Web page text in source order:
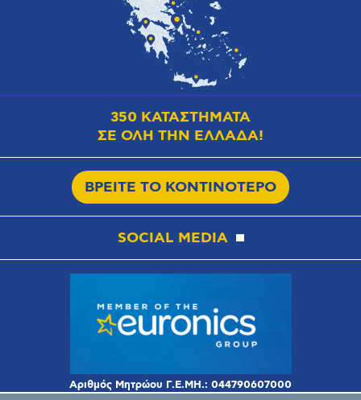
350 ΚΑΤΑΣΤΗΜΑΤΑ
ΣΕ ΟΛΗ ΤΗΝ ΕΛΛΑΔΑ!
ΒΡΕΙΤΕ ΤΟ ΚΟΝΤΙΝΟΤΕΡΟ
SOCIAL MEDIA